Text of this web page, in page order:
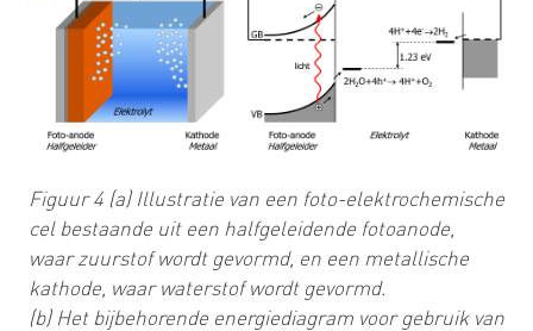
Figuur 4 (a) Illustratie van een foto-elektrochemische
cel bestaande uit een halfgeleidende fotoanode,
waar zuurstof wordt gevormd, en een metallische
kathode, waar waterstof wordt gevormd.
(b) Het bijbehorende energiediagram voor gebruik van